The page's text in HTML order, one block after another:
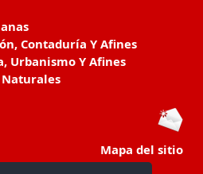
Contaduría Y Afines
Urbanismo Y Afines
Naturales
Mapa del sitio